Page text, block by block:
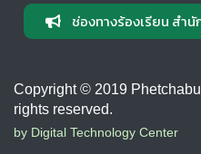
ช่องทางร้องเรียน สำนั
Copyright © 2019
rights reserved.
by Digital Technology Center